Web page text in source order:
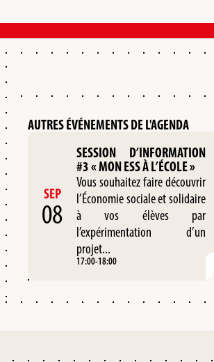
AUTRES ÉVÉNEMENTS DE L'AGENDA
SEP
08
SESSION D’INFORMATION
#3 « MON ESS À L’ÉCOLE »
Vous souhaitez faire découvrir
l’Économie sociale et solidaire
à vos élèves par
l’expérimentation d’un
projet...
17:00-18:00